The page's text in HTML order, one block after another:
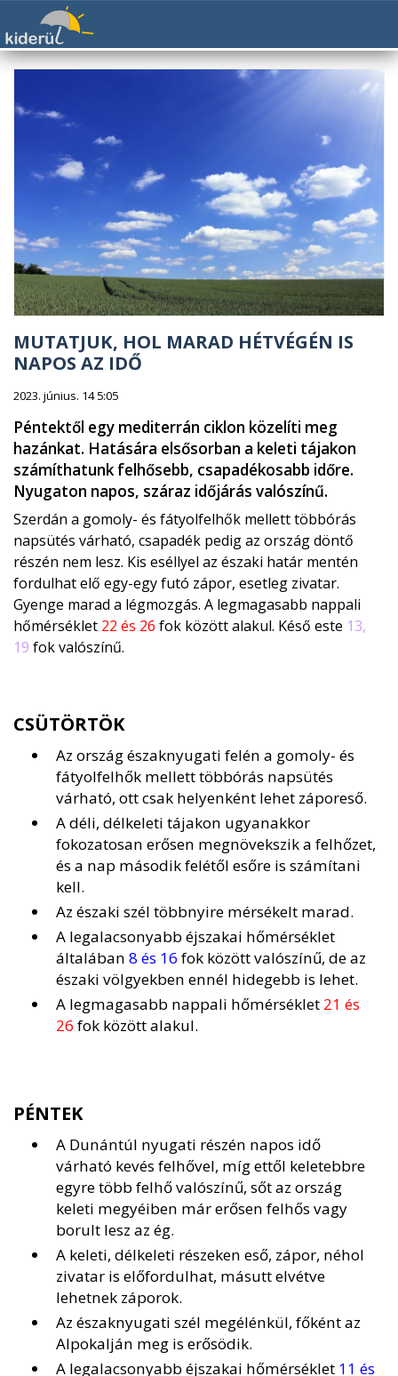
MUTATJUK, HOL MARAD HÉTVÉGÉN IS
NAPOS AZ IDŐ
2023. június. 14 5:05
Péntektől egy mediterrán ciklon közelíti meg
hazánkat. Hatására elsősorban a keleti tájakon
számíthatunk felhősebb, csapadékosabb időre.
Nyugaton napos, száraz időjárás valószínű.
Szerdán a gomoly- és fátyolfelhők mellett többórás
napsütés várható, csapadék pedig az ország döntő
részén nem lesz. Kis eséllyel az északi határ mentén
fordulhat elő egy-egy futó zápor, esetleg zivatar.
Gyenge marad a légmozgás. A legmagasabb nappali
hőmérséklet 22 és 26 fok között alakul. Késő este 13,
19 fok valószínű.
CSÜTÖRTÖK
Az ország északnyugati felén a gomoly- és
fátyolfelhők mellett többórás napsütés
várható, ott csak helyenként lehet záporeső.
A déli, délkeleti tájakon ugyanakkor
fokozatosan erősen megnövekszik a felhőzet,
és a nap második felétől esőre is számítani
kell.
Az északi szél többnyire mérsékelt marad.
A legalacsonyabb éjszakai hőmérséklet
általában 8 és 16 fok között valószínű, de az
északi völgyekben ennél hidegebb is lehet.
A legmagasabb nappali hőmérséklet 21 és
26 fok között alakul.
PÉNTEK
A Dunántúl nyugati részén napos idő
várható kevés felhővel, míg ettől keletebbre
egyre több felhő valószínű, sőt az ország
keleti megyéiben már erősen felhős vagy
borult lesz az ég.
A keleti, délkeleti részeken eső, zápor, néhol
zivatar is előfordulhat, másutt elvétve
lehetnek záporok.
Az északnyugati szél megélénkül, főként az
Alpokalján meg is erősödik.
A legalacsonyabb éjszakai hőmérséklet 11 és